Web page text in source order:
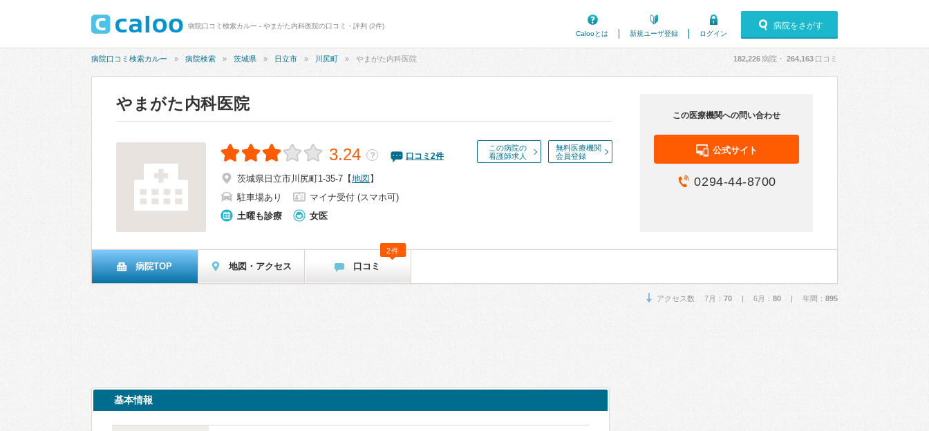
病院口コミ検索カルー - やまがた内科医院の口コミ・評判 (2件)
Calooとは
新規ユーザ登録 ログイン
病院をさがす
病院口コミ検索カルー 病院検索 茨城県 日立市 川尻町 やまがた内科医院 182,226病院・ 264,163 口コミ
やまがた内科医院
この病院の
看護師求人
無料医療機関
会員登録
3.24 ？ 口コミ 2件
茨城県日立市川尻町1-35-7 【地図 】
駐車場あり
マイナ受付 (スマホ可)
土曜も診療
女医
この医療機関への問い合わせ
公式サイト
0294-44-8700
病院TOP 地図・アクセス 口コミ
2件
アクセス数 7月： 70 | 6月： 80 | 年間： 895
基本情報